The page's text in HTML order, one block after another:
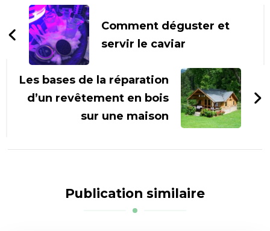
d'article
Comment déguster et
servir le caviar
Les bases de la réparation
d’un revêtement en bois
sur une maison
Publication similaire